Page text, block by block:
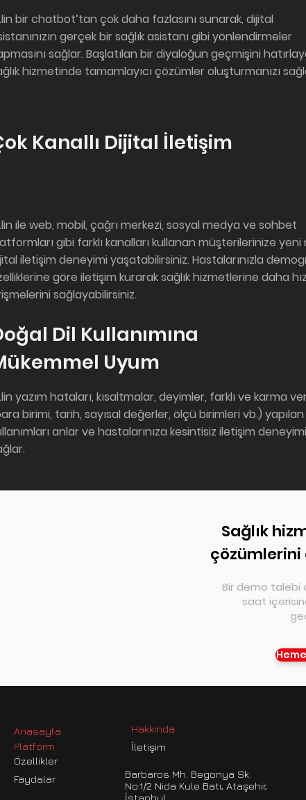
bir chatbot’tan çok daha fazlasını sunarak, dijital
gerçek bir sağlık asistanı gibi yönlendirmeler
sağlar. Başlatılan bir diyaloğun geçmişini
hizmetinde tamamlayıcı çözümler oluşturmanızı
Kanallı Dijital İletişim
ile web, mobil, çağrı merkezi, sosyal medya ve sohbet
gibi farklı kanalları kullanan müşterilerinize yeni
iletişim deneyimi yaşatabilirsiniz. Hastalarınızla
göre iletişim kurarak sağlık hizmetlerine daha
sağlayabilirsiniz.
Dil Kullanımına
Uyum
yazım hataları, kısaltmalar, deyimler, farklı ve karma
birimi, tarih, sayısal değerler, ölçü birimleri vb.)
anlar ve hastalarınıza kesintisiz iletişim
Sağlık
çözümlerini
Bir demo talebi
saat
Anasayfa
Platform
Özellikler
Faydalar
Hakkında
İletişim
Barbaros Mh. Begonya Sk.
No:1/2 Nida Kule Batı, Ataşehir,
İstanbul